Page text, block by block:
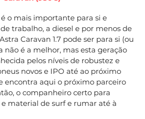
o mais importante para si e
trabalho, a diesel e por menos de
Caravan 1.7 pode ser para si (ou
não é a melhor, mas esta geração
pelos níveis de robustez e
novos e IPO até ao próximo
encontra aqui o próximo parceiro
o companheiro certo para
material de surf e rumar até à